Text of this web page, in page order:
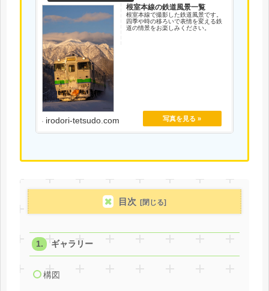
根室本線の鉄道風景一覧
根室本線で撮影した鉄道風景です。
四季や時の移ろいで表情を変える鉄
道の情景をお楽しみください。
irodori-tetsudo.com
目次
ギャラリー
構図